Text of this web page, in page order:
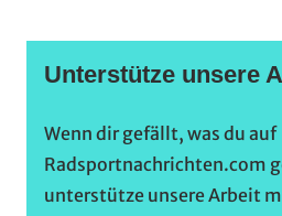
Unterstütze unsere
Wenn dir gefällt, was du auf
Radsportnachrichten.com
unterstütze unsere Arbeit